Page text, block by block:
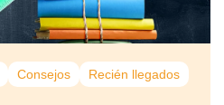
Consejos Recién llegados